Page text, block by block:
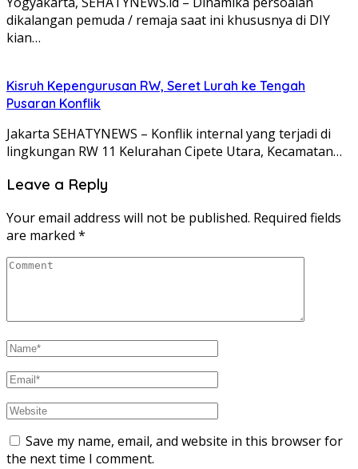
dikalangan pemuda / remaja saat ini khususnya di DIY
kian…
Kisruh Kepengurusan RW, Seret Lurah ke Tengah
Pusaran Konflik
Jakarta SEHATYNEWS – Konflik internal yang terjadi di
lingkungan RW 11 Kelurahan Cipete Utara, Kecamatan…
Leave a Reply
Your email address will not be published. Required fields
are marked *
Save my name, email, and website in this browser for
the next time I comment.